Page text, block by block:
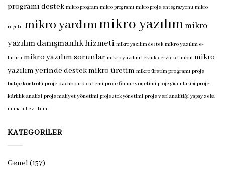
programı destek mikro program mikro programı mikro proje entegrasyonu mikro
reçete mikro yardımmikro yazılımmikro
yazılım danışmanlık hizmeti mikro yazılım destek mikro yazılım e-
fatura mikro yazılım sorunlar mikro yazılım teknik servis istanbul mikro
yazılım yerinde destekmikro üretim mikro üretim programı proje
bütçe kontrolü proje dashboard sistemi proje finans yönetimi proje gider takibi proje
kârlılık analizi proje maliyet yönetimi proje stok yönetimi proje veri analitiği yapay zeka
muhasebe sistemi
KATEGORILER
Genel(157)